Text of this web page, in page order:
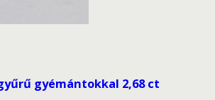
gyémántokkal 2,68 ct